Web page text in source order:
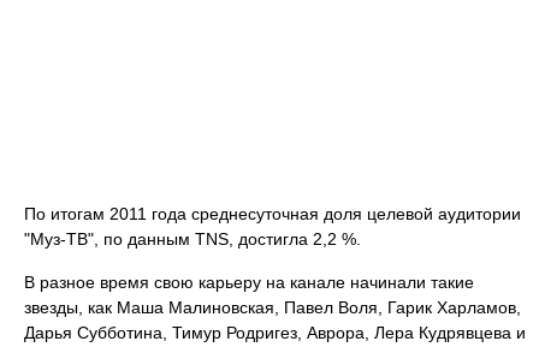
По итогам 2011 года среднесуточная доля целевой аудитории
"Муз-ТВ", по данным TNS, достигла 2,2 %.
В разное время свою карьеру на канале начинали такие
звезды, как Маша Малиновская, Павел Воля, Гарик Харламов,
Дарья Субботина, Тимур Родригез, Аврора, Лера Кудрявцева и